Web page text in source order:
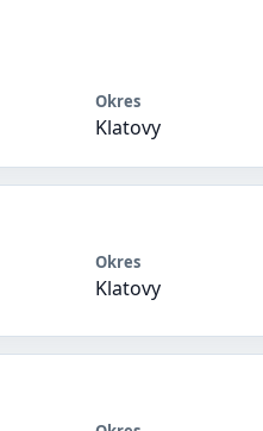
Okres
Klatovy
Okres
Klatovy